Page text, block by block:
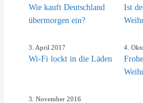
Wie kauft Deutschland
übermorgen ein?
Ist
3. April 2017
Wi-Fi lockt in die Läden
4.
3. November 2016